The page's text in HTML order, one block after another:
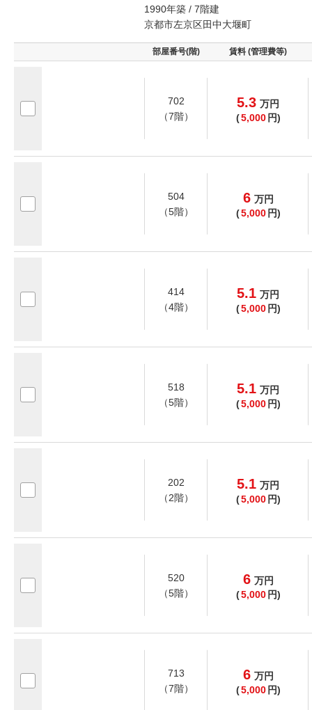
1990年築 / 7階建
京都市左京区田中大堰町
部屋番号(階) 賃料 (管理費等)
702
（7階）
5.3 万円
(5,000 円)
504
（5階）
6 万円
(5,000 円)
414
（4階）
5.1 万円
(5,000 円)
518
（5階）
5.1 万円
(5,000 円)
202
（2階）
5.1 万円
(5,000 円)
520
（5階）
6 万円
(5,000 円)
713
（7階）
6 万円
(5,000 円)